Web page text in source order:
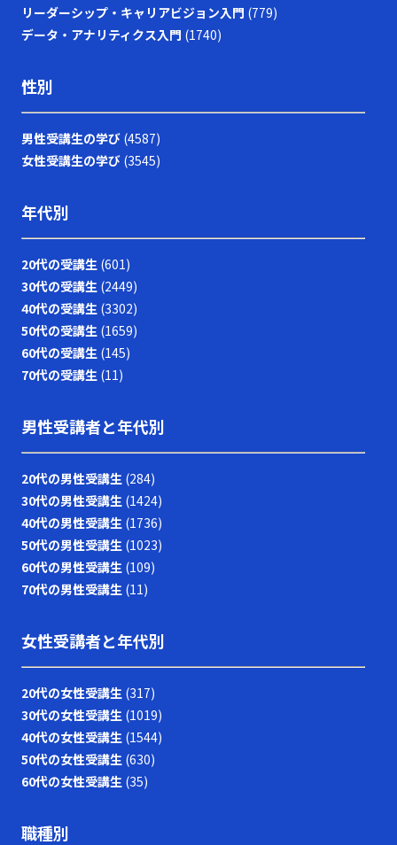
リーダーシップ・キャリアビジョン入門 (779)
データ・アナリティクス入門 (1740)
性別
男性受講生の学び (4587)
女性受講生の学び (3545)
年代別
20代の受講生 (601)
30代の受講生 (2449)
40代の受講生 (3302)
50代の受講生 (1659)
60代の受講生 (145)
70代の受講生 (11)
男性受講者と年代別
20代の男性受講生 (284)
30代の男性受講生 (1424)
40代の男性受講生 (1736)
50代の男性受講生 (1023)
60代の男性受講生 (109)
70代の男性受講生 (11)
女性受講者と年代別
20代の女性受講生 (317)
30代の女性受講生 (1019)
40代の女性受講生 (1544)
50代の女性受講生 (630)
60代の女性受講生 (35)
職種別